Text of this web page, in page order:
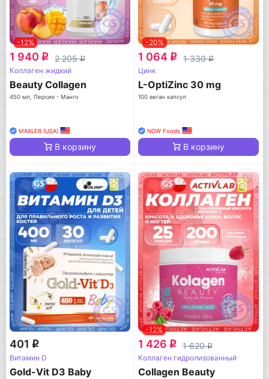
-12%
1 940 q 2 205q
Коллаген жидкий
Beauty Collagen
450 мл, Персик - Манго
MAXLER (USA)
В корзину
-20%
1 064 q 1 330q
Цинк
L-OptiZinc 30 mg
100 веган капсул
NOW Foods
В корзину
401 q
Витамин D
Gold-Vit D3 Baby
-12%
1 426 q 1 620q
Коллаген гидролизованный
Collagen Beauty